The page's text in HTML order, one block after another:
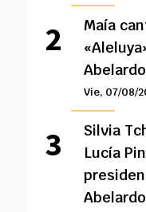
Maía
Vie, 07/08/
Silvia
Lucía